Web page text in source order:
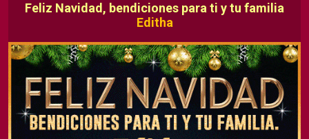
Feliz Navidad, bendiciones para ti y tu familia
Editha